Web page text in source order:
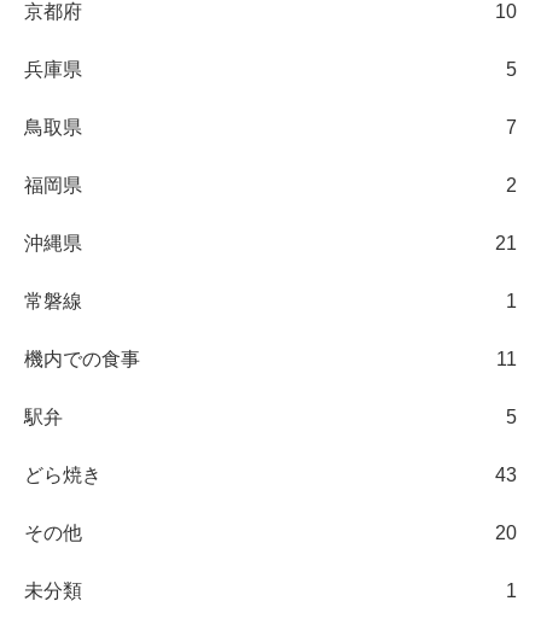
京都府 10
兵庫県 5
鳥取県 7
福岡県 2
沖縄県 21
常磐線 1
機内での食事 11
駅弁 5
どら焼き 43
その他 20
未分類 1